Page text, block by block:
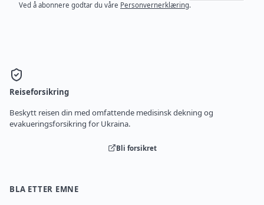
Ved å abonnere godtar du våre Personvernerklæring.
Reiseforsikring
Beskytt reisen din med omfattende medisinsk dekning og
evakueringsforsikring for Ukraina.
Bli forsikret
BLA ETTER EMNE